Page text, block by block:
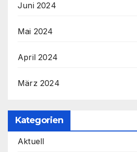
Juni 2024
Mai 2024
April 2024
März 2024
Kategorien
Aktuell